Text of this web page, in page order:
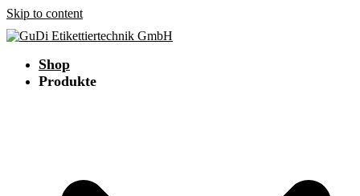
Skip to content
Shop
Produkte